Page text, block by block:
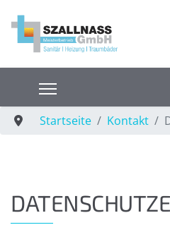
Startseite Kontakt